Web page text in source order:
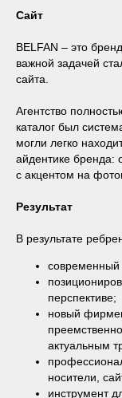
Сайт
BELFAN – это
важной задачей
сайта.
Агентство
каталог был
могли легко
айдентике бренда:
с акцентом на
Результат
В результате
современный
перспективе;
новый
актуальным
носители,
инструмент